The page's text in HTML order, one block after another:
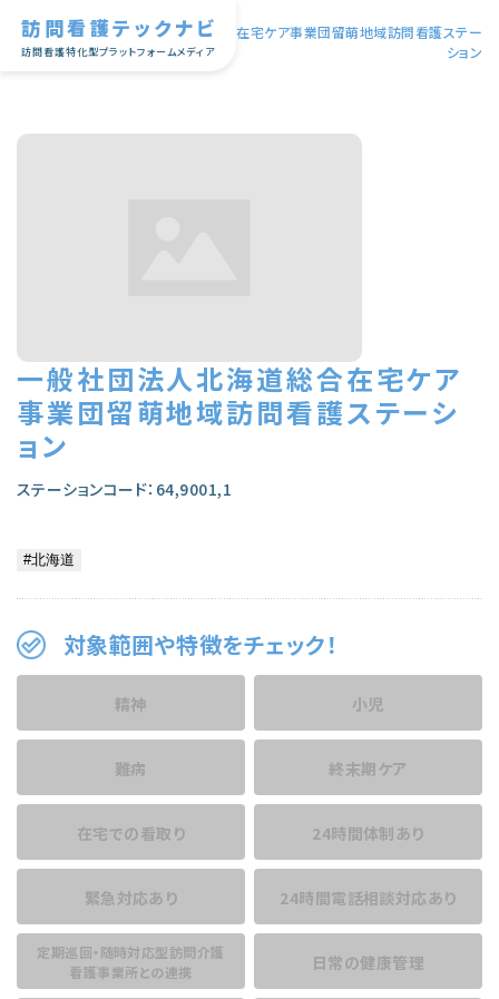
訪問看護テックナビ
訪問看護特化型プラットフォームメディア
TOP | 一般社団法人北海道総合在宅ケア事業団留萌地域訪問看護ステー
ション
一般社団法人北海道総合在宅ケア
事業団留萌地域訪問看護ステーシ
ョン
ステーションコード：64,9001,1
対象範囲や特徴をチェック！
精神 小児
難病 終末期ケア
在宅での看取り 24時間体制あり
緊急対応あり 24時間電話相談対応あり
定期巡回・随時対応型訪問介護
看護事業所との連携
日常の健康管理